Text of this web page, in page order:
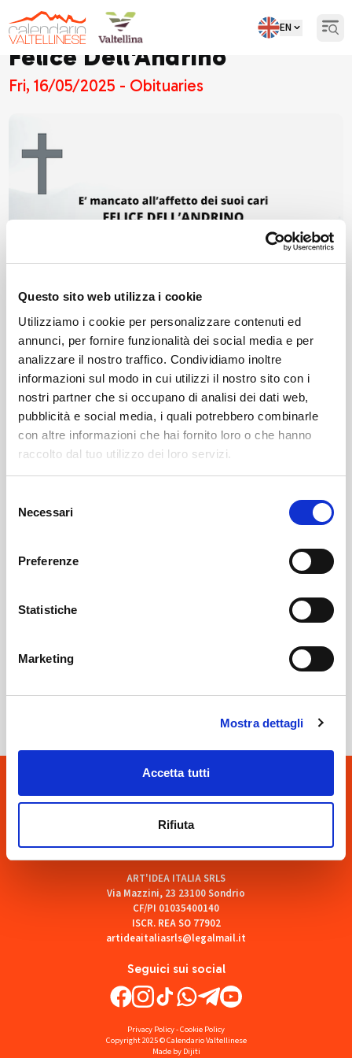
Questo sito web utilizza i cookie
Utilizziamo i cookie per personalizzare contenuti ed
annunci, per fornire funzionalità dei social media e per
analizzare il nostro traffico. Condividiamo inoltre
informazioni sul modo in cui utilizzi il nostro sito con i
nostri partner che si occupano di analisi dei dati web,
pubblicità e social media, i quali potrebbero combinarle
con altre informazioni che hai fornito loro o che hanno
raccolto dal tuo utilizzo dei loro servizi.
delNecessari
Preferenze
Statistiche
Marketing
Mostra dettagli
Accetta tutti
Rifiuta
EN
Felice Dell'Andrino
Fri, 16/05/2025 - Obituaries
Sondrio Obituaries
Seguici sui social
ART'IDEA ITALIA SRLS
Via Mazzini, 23 23100 Sondrio
CF/PI 01035400140
ISCR. REA SO 77902
artideaitaliasrls@legalmail.it
Privacy Policy-Cookie Policy
Copyright 2025 © Calendario Valtellinese
Made by Dijiti